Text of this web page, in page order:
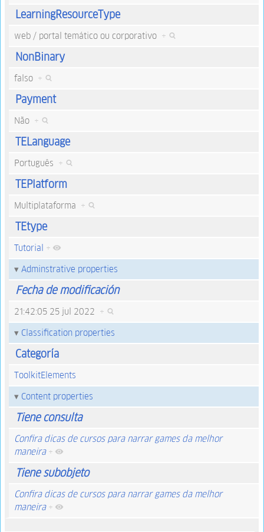
LearningResourceType
web / portal temático ou corporativo +
NonBinary
falso +
Payment
Não +
TELanguage
Português +
TEPlatform
Multiplataforma +
TEtype
Tutorial +
Adminstrative properties
Fecha de modificación
21:42:05 25 jul 2022 +
Classification properties
Categoría
ToolkitElements
Content properties
Tiene consulta
Confira dicas de cursos para narrar games da melhor
maneira +
Tiene subobjeto
Confira dicas de cursos para narrar games da melhor
maneira +